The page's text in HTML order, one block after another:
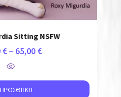
Sitting NSFW
€ – 65,00 €
ΠΡΟΣΘΉΚΗ